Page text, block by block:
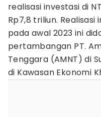
realisasi investasi di
Rp7,8 triliun.
pada awal 2023 ini
pertambangan PT.
Tenggara (AMNT) di
di Kawasan Ekonomi